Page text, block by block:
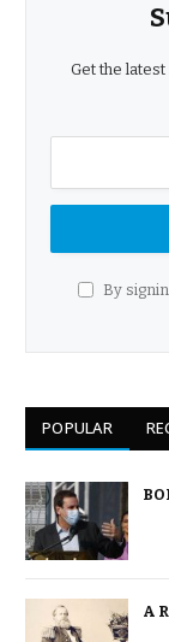
Get the
By
POPULAR
A